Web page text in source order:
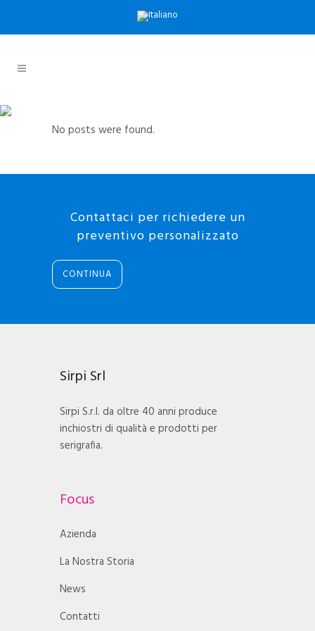
No posts were found.
Contattaci per richiedere un
preventivo personalizzato
CONTINUA
Sirpi Srl
Sirpi S.r.l. da oltre 40 anni produce
inchiostri di qualità e prodotti per
serigrafia.
Focus
Azienda
La Nostra Storia
News
Contatti